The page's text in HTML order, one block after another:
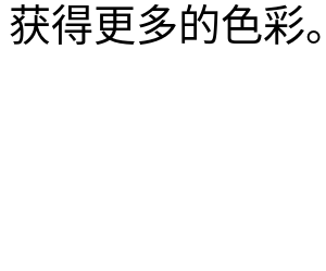
获得更多的色彩。